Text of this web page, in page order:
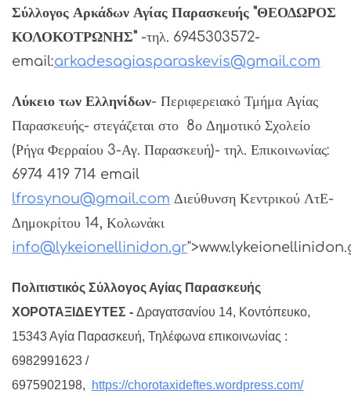
Σύλλογος Αρκάδων Αγίας Παρασκευής "ΘΕΟΔΩΡΟΣ
ΚΟΛΟΚΟΤΡΩΝΗΣ" -τηλ. 6945303572-
email:arkadesagiasparaskevis@gmail.com
Λύκειο των Ελληνίδων- Περιφερειακό Τμήμα Αγίας
Παρασκευής- στεγάζεται στο 8ο Δημοτικό Σχολείο
(Ρήγα Φερραίου 3-Αγ. Παρασκευή)- τηλ. Επικοινωνίας:
6974 419 714 email
lfrosynou@gmail.com Διεύθυνση Κεντρικού ΛτΕ-
Δημοκρίτου 14, Κολωνάκι
info@lykeionellinidon.gr
Πολιτιστικός Σύλλογος Αγίας Παρασκευής
ΧΟΡΟΤΑΞΙΔΕΥΤΕΣ - Δραγατσανίου 14, Κοντόπευκο,
15343 Αγία Παρασκευή, Τηλέφωνα επικοινωνίας :
6982991623 /
6975902198,
https://chorotaxideftes.wordpress.com/